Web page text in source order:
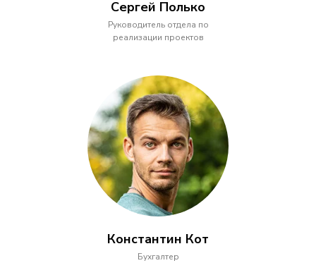
Сергей Полько
Руководитель отдела по
реализации проектов
Константин Кот
Бухгалтер